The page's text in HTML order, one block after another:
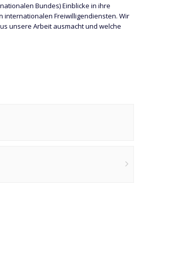
Bundes) Einblicke in ihre
internationalen Freiwilligendiensten. Wir
unsere Arbeit ausmacht und welche